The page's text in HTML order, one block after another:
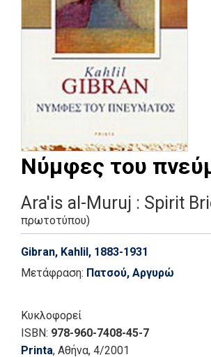
Νύμφες του
Ara'is al-Muruj : Spirit
πρωτοτύπου)
Gibran, Kahlil, 1883-1931
Μετάφραση: Πατσού, Αργυρώ
Κυκλοφορεί
ISBN: 978-960-7408-45-7
Printa, Αθήνα, 4/2001